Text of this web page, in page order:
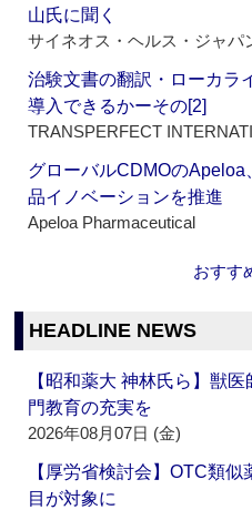
山氏に聞く
サイネオス・ヘルス・ジャパ
治験文書の翻訳・ローカラ
導入できるかーその[2]
TRANSPERFECT
グローバルCDMOの
品イノベーションを推進
Apeloa Pharmaceutical
おすす
HEADLINE NEWS
【昭和薬大 神林氏ら】獣
門教育の充実を
2026年08月07日 (金)
【厚労省検討会】OTC類
目が対象に